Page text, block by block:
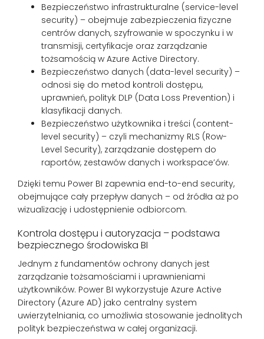
Bezpieczeństwo infrastrukturalne (service-level
security) – obejmuje zabezpieczenia fizyczne
centrów danych, szyfrowanie w spoczynku i w
transmisji, certyfikacje oraz zarządzanie
tożsamością w Azure Active Directory.
Bezpieczeństwo danych (data-level security) –
odnosi się do metod kontroli dostępu,
uprawnień, polityk DLP (Data Loss Prevention) i
klasyfikacji danych.
Bezpieczeństwo użytkownika i treści (content-
level security) – czyli mechanizmy RLS (Row-
Level Security), zarządzanie dostępem do
raportów, zestawów danych i workspace’ów.
Dzięki temu Power BI zapewnia end-to-end security,
obejmujące cały przepływ danych – od źródła aż po
wizualizację i udostępnienie odbiorcom.
Kontrola dostępu i autoryzacja – podstawa
bezpiecznego środowiska BI
Jednym z fundamentów ochrony danych jest
zarządzanie tożsamościami i uprawnieniami
użytkowników. Power BI wykorzystuje Azure Active
Directory (Azure AD) jako centralny system
uwierzytelniania, co umożliwia stosowanie jednolitych
polityk bezpieczeństwa w całej organizacji.